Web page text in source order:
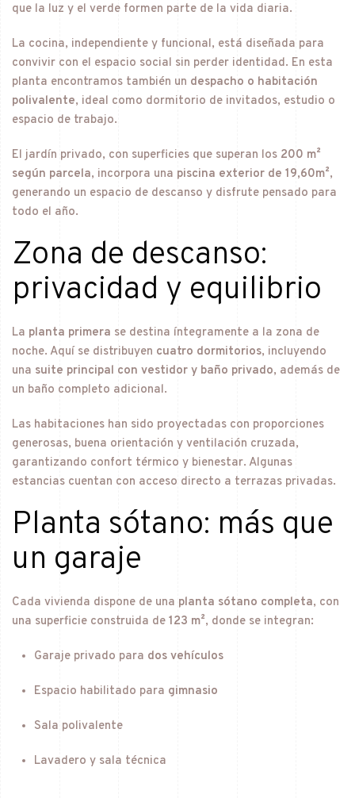
que la luz y el verde formen parte de la vida diaria.
La cocina, independiente y funcional, está diseñada para
convivir con el espacio social sin perder identidad. En esta
planta encontramos también un despacho o habitación
polivalente, ideal como dormitorio de invitados, estudio o
espacio de trabajo.
El jardín privado, con superficies que superan los 200 m²
según parcela, incorpora una piscina exterior de 19,60m²,
generando un espacio de descanso y disfrute pensado para
todo el año.
Zona de descanso:
privacidad y equilibrio
La planta primera se destina íntegramente a la zona de
noche. Aquí se distribuyen cuatro dormitorios, incluyendo
una suite principal con vestidor y baño privado, además de
un baño completo adicional.
Las habitaciones han sido proyectadas con proporciones
generosas, buena orientación y ventilación cruzada,
garantizando confort térmico y bienestar. Algunas
estancias cuentan con acceso directo a terrazas privadas.
Planta sótano: más que
un garaje
Cada vivienda dispone de una planta sótano completa, con
una superficie construida de 123 m², donde se integran:
Garaje privado para dos vehículos
Espacio habilitado para gimnasio
Sala polivalente
Lavadero y sala técnica